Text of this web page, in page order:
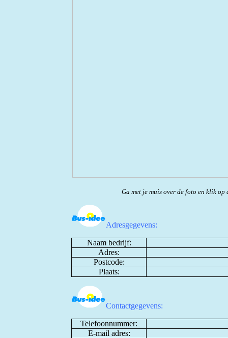
Ga met je muis over de foto en klik
Adresgegevens:
Naam bedrijf:
Adres:
Postcode:
Plaats:
Contactgegevens:
Telefoonnummer:
E-mail adres: